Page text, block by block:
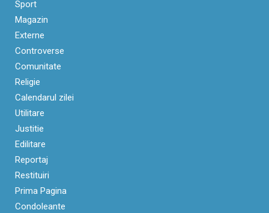
Sport
Magazin
Externe
Controverse
Comunitate
Religie
Calendarul zilei
Utilitare
Justitie
Edilitare
Reportaj
Restituiri
Prima Pagina
Condoleante